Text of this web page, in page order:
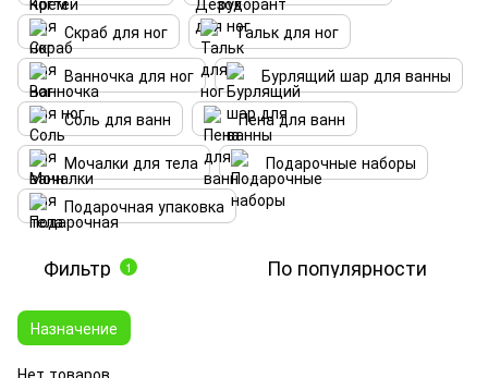
Скраб для ног
Тальк для ног
Ванночка для ног
Бурлящий шар для ванны
Соль для ванн
Пена для ванн
Мочалки для тела
Подарочные наборы
Подарочная упаковка
Фильтр 1 По популярности
Назначение
Нет товаров